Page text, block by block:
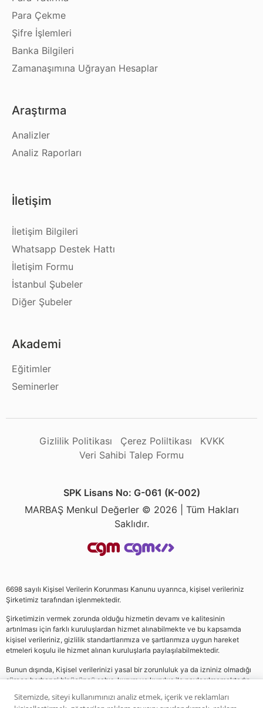
Para Çekme
Şifre İşlemleri
Banka Bilgileri
Zamanaşımına Uğrayan Hesaplar
Araştırma
Analizler
Analiz Raporları
İletişim
İletişim Bilgileri
Whatsapp Destek Hattı
İletişim Formu
İstanbul Şubeler
Diğer Şubeler
Akademi
Eğitimler
Seminerler
Gizlilik Politikası Çerez Poliltikası
KVKK
Veri Sahibi Talep Formu
SPK Lisans No: G-061 (K-002)
MARBAŞ Menkul Değerler © 2026 | Tüm Hakları
Saklıdır.
6698 sayılı Kişisel Verilerin Korunması Kanunu uyarınca, kişisel verileriniz
Şirketimiz tarafından işlenmektedir.
Şirketimizin vermek zorunda olduğu hizmetin devamı ve kalitesinin
artırılması için farklı kuruluşlardan hizmet alınabilmekte ve bu kapsamda
kişisel verileriniz, gizlilik standartlarımıza ve şartlarımıza uygun hareket
etmeleri koşulu ile hizmet alınan kuruluşlarla paylaşılabilmektedir.
Bunun dışında, Kişisel verilerinizi yasal bir zorunluluk ya da izniniz olmadığı
sürece herhangi bir üçüncü şahıs, kurum ve kuruluş ile paylaşılmamaktadır.
Sitemizde, siteyi kullanımınızı analiz etmek, içerik ve reklamları